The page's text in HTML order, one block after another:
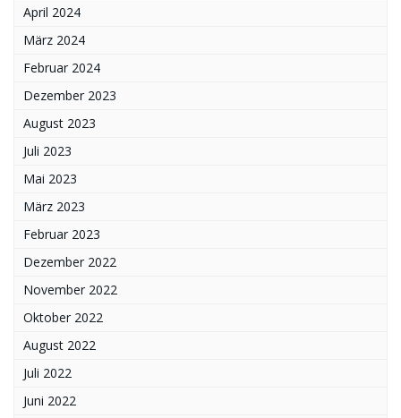
April 2024
März 2024
Februar 2024
Dezember 2023
August 2023
Juli 2023
Mai 2023
März 2023
Februar 2023
Dezember 2022
November 2022
Oktober 2022
August 2022
Juli 2022
Juni 2022